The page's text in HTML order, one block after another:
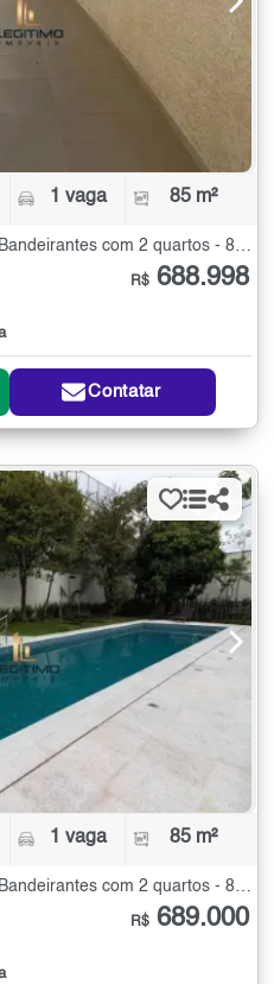
1 vaga 85 m²
R$ 688.998
Contatar
1 vaga 85 m²
Apartamento à Venda na Vila Bandeirantes com 2 quartos - 85 m²
R$ 689.000